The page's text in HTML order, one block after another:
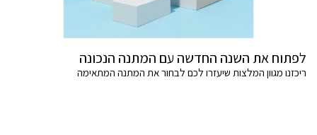
לפתוח את השנה החדשה עם המתנה הנכונה
ריכזנו מגוון המלצות שיעזרו לכם לבחור את המתנה המתאימה